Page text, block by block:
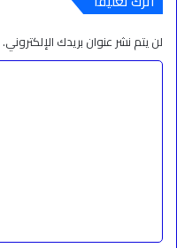
لن يتم نشر عنوان بريدك الإلكتروني.
ق